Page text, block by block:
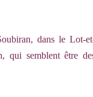
dans le Lot-
qui semblent être